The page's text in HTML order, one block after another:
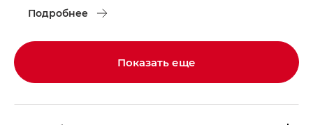
Подробнее
Показать еще